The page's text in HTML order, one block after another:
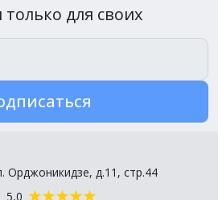
для своих
Орджоникидзе, д.11, стр.44
5,0